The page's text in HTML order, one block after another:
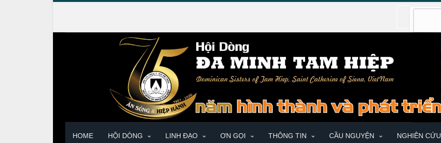
HOME HỘI DÒNG LINH ĐẠO ƠN GỌI THÔNG TIN CẦU NGUYỆN NGHIÊN CỨU